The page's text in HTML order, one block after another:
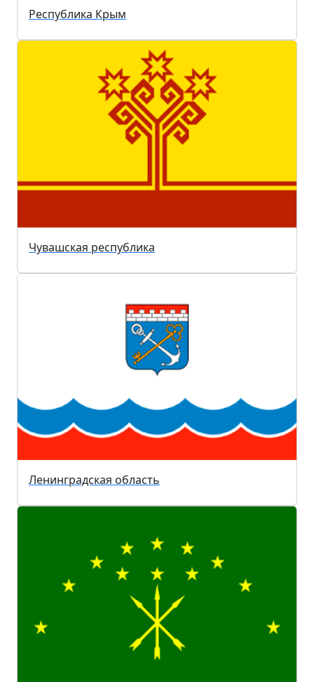
Республика Крым
Чувашская республика
Ленинградская область